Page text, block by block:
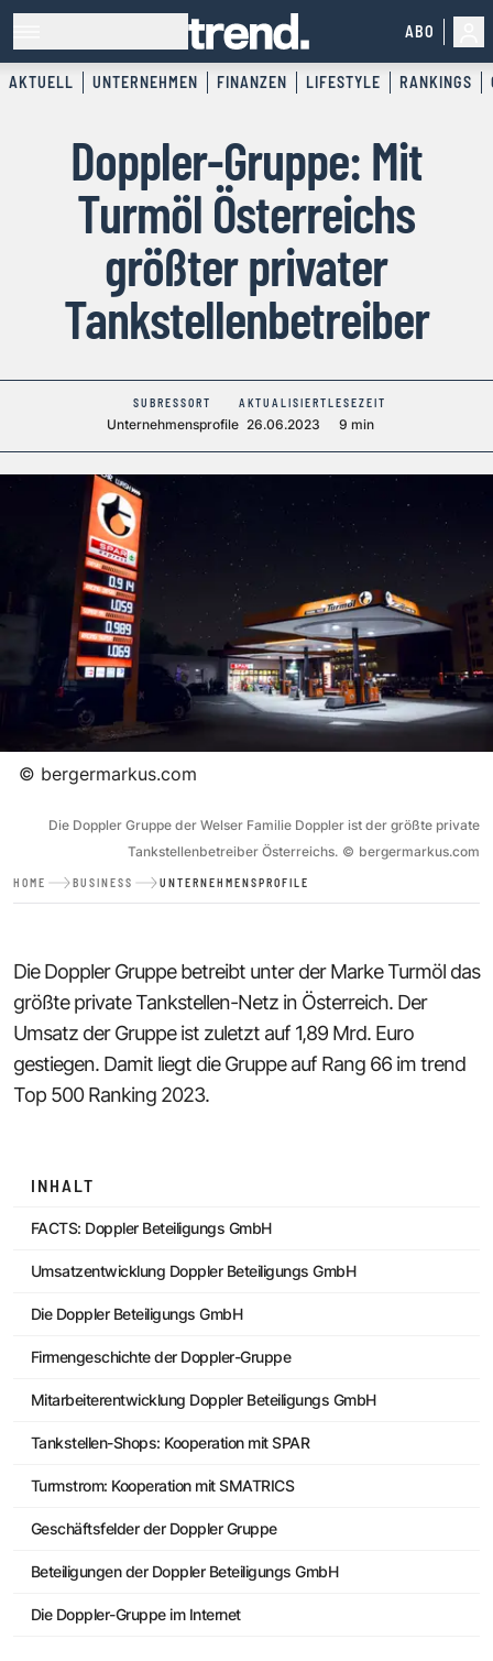
ABO
AKTUELL UNTERNEHMEN FINANZEN LIFESTYLE RANKINGS
Doppler-Gruppe: Mit
Turmöl Österreichs
größter privater
Tankstellenbetreiber
SUBRESSORT
Unternehmensprofile
AKTUALISIERT
26.06.2023
LESEZEIT
9 min
© bergermarkus.com
Die Doppler Gruppe der Welser Familie Doppler ist der größte private
Tankstellenbetreiber Österreichs. © bergermarkus.com
HOME BUSINESS UNTERNEHMENSPROFILE
Die Doppler Gruppe betreibt unter der Marke Turmöl das
größte private Tankstellen-Netz in Österreich. Der
Umsatz der Gruppe ist zuletzt auf 1,89 Mrd. Euro
gestiegen. Damit liegt die Gruppe auf Rang 66 im trend
Top 500 Ranking 2023.
INHALT
FACTS: Doppler Beteiligungs GmbH
Umsatzentwicklung Doppler Beteiligungs GmbH
Die Doppler Beteiligungs GmbH
Firmengeschichte der Doppler-Gruppe
Mitarbeiterentwicklung Doppler Beteiligungs GmbH
Tankstellen-Shops: Kooperation mit SPAR
Turmstrom: Kooperation mit SMATRICS
Geschäftsfelder der Doppler Gruppe
Beteiligungen der Doppler Beteiligungs GmbH
Die Doppler-Gruppe im Internet